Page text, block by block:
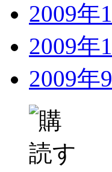
2009年
2009年
2009年